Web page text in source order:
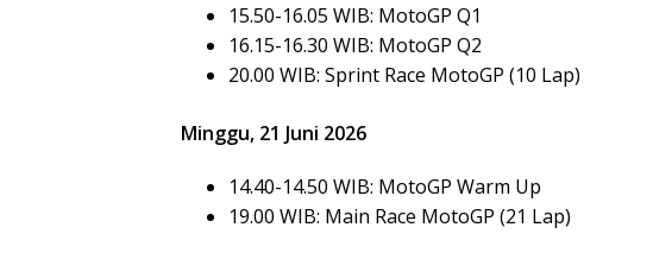
15.50-16.05 WIB: MotoGP Q1
16.15-16.30 WIB: MotoGP Q2
20.00 WIB: Sprint Race MotoGP (10 Lap)
Minggu, 21 Juni 2026
14.40-14.50 WIB: MotoGP Warm Up
19.00 WIB: Main Race MotoGP (21 Lap)